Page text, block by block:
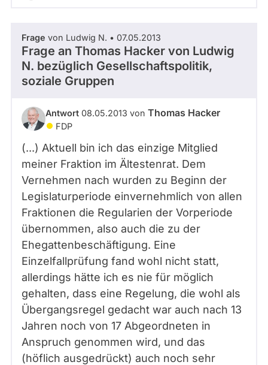
Frage von Ludwig N. • 07.05.2013
Frage an Thomas Hacker von Ludwig
N. bezüglich Gesellschaftspolitik,
soziale Gruppen
Antwort 08.05.2013 von Thomas Hacker
FDP
(...) Aktuell bin ich das einzige Mitglied
meiner Fraktion im Ältestenrat. Dem
Vernehmen nach wurden zu Beginn der
Legislaturperiode einvernehmlich von allen
Fraktionen die Regularien der Vorperiode
übernommen, also auch die zu der
Ehegattenbeschäftigung. Eine
Einzelfallprüfung fand wohl nicht statt,
allerdings hätte ich es nie für möglich
gehalten, dass eine Regelung, die wohl als
Übergangsregel gedacht war auch nach 13
Jahren noch von 17 Abgeordneten in
Anspruch genommen wird, und das
(höflich ausgedrückt) auch noch sehr